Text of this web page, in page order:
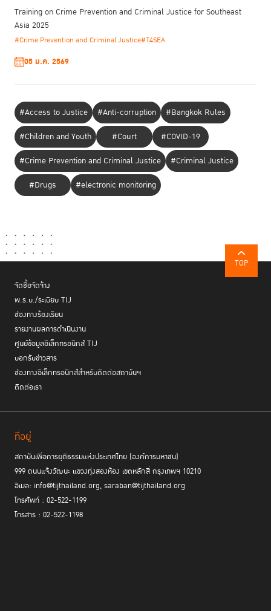
Training on Crime Prevention and Criminal Justice for Southeast
Asia 2025
#Crime Prevention and Criminal Justice#T4SEA
05 ม.ค. 2569
#Access to Justice #Anti-corruption
#Bangkok Rules
#Children and Youth
#Court
#COVID-19
#Crime Prevention and Criminal Justice
#Criminal Justice
#Drugs
#electronic monitoring
TOP
จัดซื้อจัดจ้าง
พ.ร.บ./ระเบียบ TIJ
ช่องทางร้องเรียน
รายงานผลการดำเนินงาน
ศูนย์ข้อมูลอิเล็กทรอนิกส์ TIJ
บอกรับข่าวสาร
ช่องทางอิเล็กทรอนิกส์สำหรับติดต่อสถาบันฯ
ติดต่อเรา
ที่อยู่
สถาบันเพื่อการยุติธรรมแห่งประเทศไทย (องค์การมหาชน)
999 ถนนแจ้งวัฒนะ แขวงทุ่งสองห้อง เขตหลักสี่ กรุงเทพฯ 10210
อีเมล: info@tijthailand.org, saraban@tijthailand.org
โทรศัพท์ : 02-522-1199
โทรสาร : 02-522-1198